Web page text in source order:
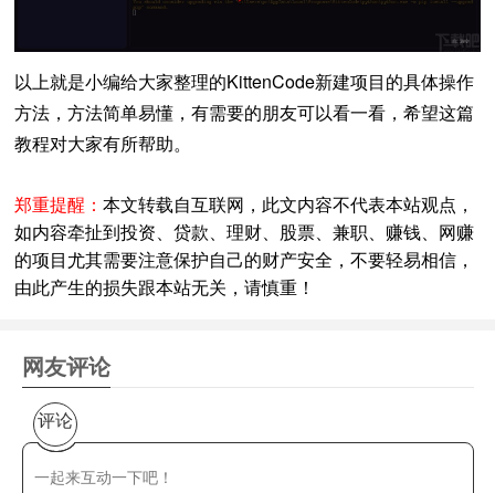
以上就是小编给大家整理的KittenCode新建项目的具体操作
方法，方法简单易懂，有需要的朋友可以看一看，希望这篇
教程对大家有所帮助。
郑重提醒： 本文转载自互联网，此文内容不代表本站观点，
如内容牵扯到投资、贷款、理财、股票、兼职、赚钱、网赚
的项目尤其需要注意保护自己的财产安全，不要轻易相信，
由此产生的损失跟本站无关，请慎重！
网友评论
评论